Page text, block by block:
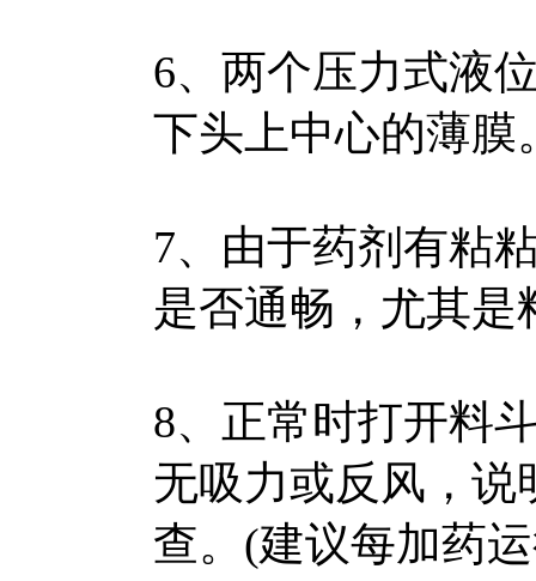
6、两个压力式液
下头上中心的薄膜
7、由于药剂有粘
是否通畅，尤其是
8、正常时打开料
无吸力或反风，
查。(建议每加药